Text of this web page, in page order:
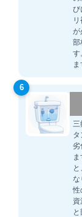
び
が
部
す
ま
6
劣
な
性